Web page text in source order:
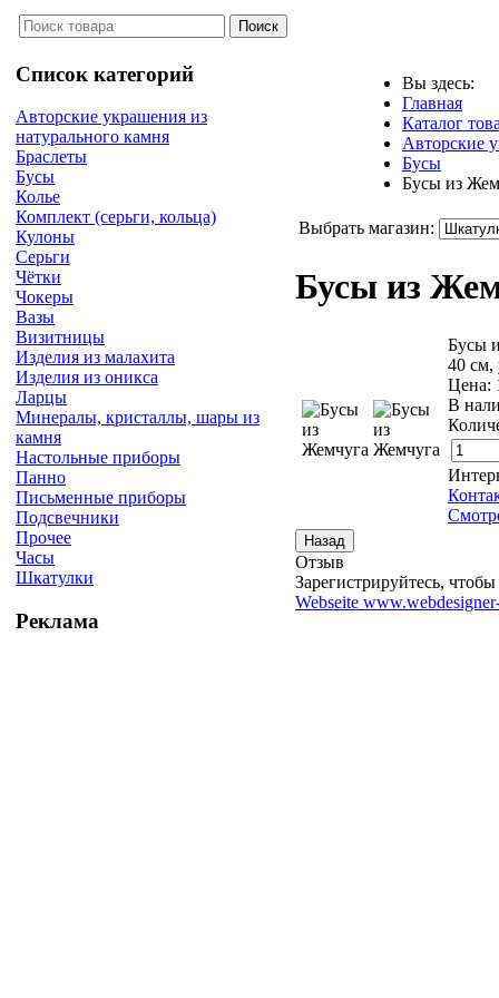
Список категорий
Авторские украшения из
натурального камня
Браслеты
Бусы
Колье
Комплект (серьги, кольца)
Кулоны
Серьги
Чётки
Чокеры
Вазы
Визитницы
Изделия из малахита
Изделия из оникса
Ларцы
Минералы, кристаллы, шары из
камня
Настольные приборы
Панно
Письменные приборы
Подсвечники
Прочее
Часы
Шкатулки
Реклама
Вы здесь:
Главная
Каталог
Авторские
Бусы
Бусы из
Выбрать магазин:
Бусы из
Бусы
40 см,
Цена:
В
Отзыв
Зарегистрируйтесь, чтобы
Webseite